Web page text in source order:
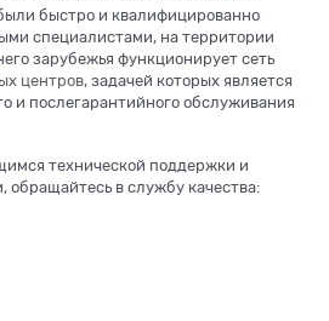
быстро и квалифицированно
специалистами, на территории
зарубежья функционирует сеть
центров, задачей которых является
и послегарантийного обслуживания
технической поддержки и
в службу качества: